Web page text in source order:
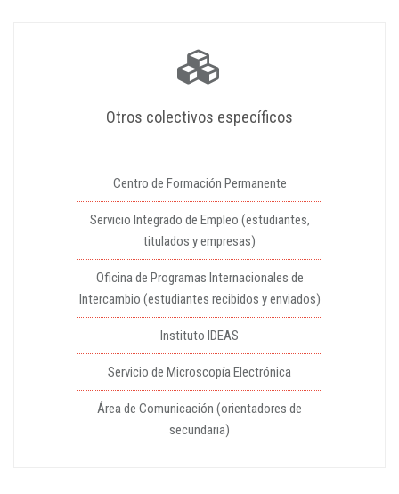
Otros colectivos específicos
Centro de Formación Permanente
Servicio Integrado de Empleo (estudiantes,
titulados y empresas)
Oficina de Programas Internacionales de
Intercambio (estudiantes recibidos y enviados)
Instituto IDEAS
Servicio de Microscopía Electrónica
Área de Comunicación (orientadores de
secundaria)